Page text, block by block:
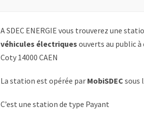
A SDEC ENERGIE vous trouverez une
véhicules électriques ouverts au public à
Coty 14000 CAEN
La station est opérée par MobiSDEC sous
C’est une station de type Payant